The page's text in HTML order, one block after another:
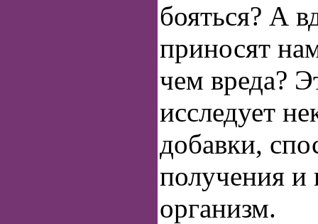
бояться? А
приносят
чем вреда?
исследует
добавки,
получения и
организм.